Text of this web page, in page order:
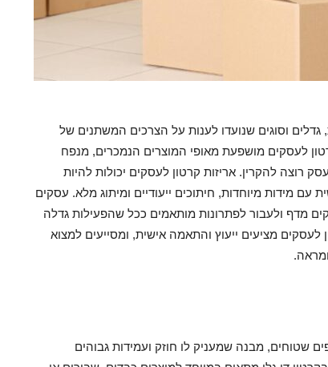
גדלים וסוגים שנועדו לענות על הצרכים המשתנים של
לעסקים מושפעת מאופי המוצרים הנמכרים, מנפח
להקרין. אריזות קרטון לעסקים יכולות להיות
עם מידות מיוחדות, חיתוכים ייעודיים ומיתוג מלא. עסקים
מדף ולעבור לפתרונות מותאמים ככל שהפעילות גדלה
מציעים ייעוץ והתאמה אישית, ומסייעים למצוא
שטוחים, מבנה שמעניק לו חוזק ועמידות גבוהים